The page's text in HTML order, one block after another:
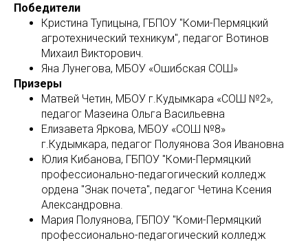
Победители
Кристина Тупицына, ГБПОУ "Коми-Пермяцкий
агротехнический техникум", педагог Вотинов
Михаил Викторович.
Яна Лунегова, МБОУ «Ошибская СОШ»
Призеры
Матвей Четин, МБОУ г.Кудымкара «СОШ №2»,
педагог Мазеина Ольга Васильевна
Елизавета Яркова, МБОУ «СОШ №8»
г.Кудымкара, педагог Полуянова Зоя Ивановна
Юлия Кибанова, ГБПОУ "Коми-Пермяцкий
профессионально-педагогический колледж
ордена "Знак почета", педагог Четина Ксения
Александровна.
Мария Полуянова, ГБПОУ "Коми-Пермяцкий
профессионально-педагогический колледж